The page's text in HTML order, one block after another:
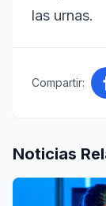
las urnas.
Compartir:
Noticias